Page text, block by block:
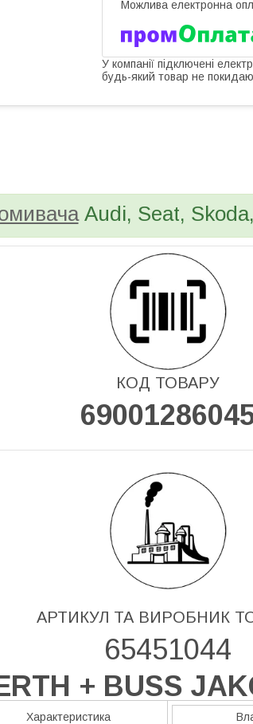
У компанії підключені
будь-який товар не
Audi, Seat,
КОД ТОВАРУ
АРТИКУЛ ТА ВИРОБНИК
65451044
+ BUSS
Характеристика